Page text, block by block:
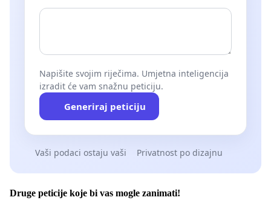
Napišite svojim riječima. Umjetna inteligencija
izradit će vam snažnu peticiju.
Generiraj peticiju
Vaši podaci ostaju vaši Privatnost po dizajnu
Druge peticije koje bi vas mogle zanimati!